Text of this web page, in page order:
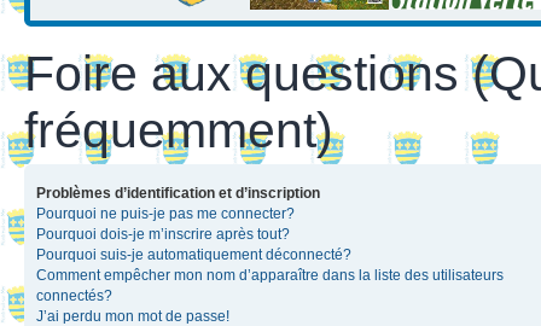
Foire aux questions
fréquemment)
Problèmes d’identification et d’inscription
Pourquoi ne puis-je pas me connecter?
Pourquoi dois-je m’inscrire après tout?
Pourquoi suis-je automatiquement déconnecté?
Comment empêcher mon nom d’apparaître dans la liste des utilisateurs
connectés?
J’ai perdu mon mot de passe!